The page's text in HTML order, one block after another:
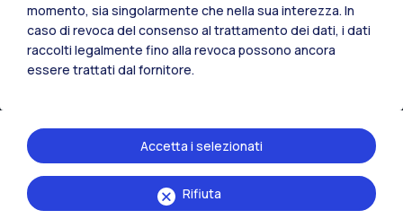
momento, sia singolarmente che nella sua interezza. In
caso di revoca del consenso al trattamento dei dati, i dati
raccolti legalmente fino alla revoca possono ancora
essere trattati dal fornitore.
Rifiuta
Accetta i selezionati